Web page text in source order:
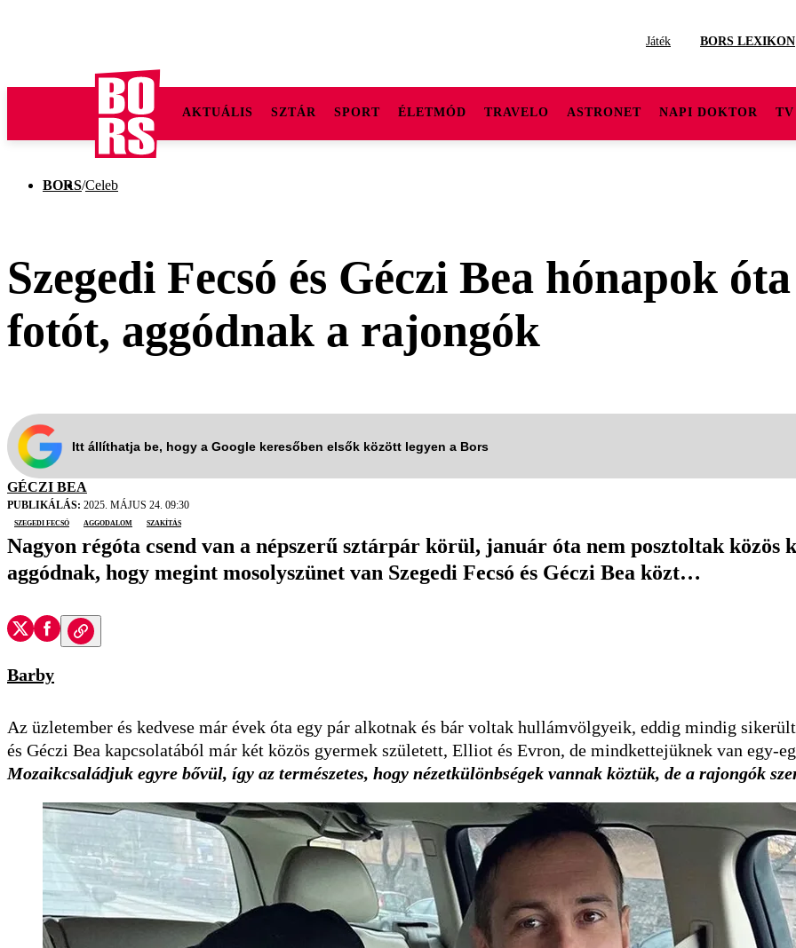
Játék BORS LEXIKON
AKTUÁLIS SZTÁR SPORT ÉLETMÓD TRAVELO ASTRONET NAPI DOKTOR TV
BORS/Celeb
Szegedi Fecsó és Géczi Bea hónapok
fotót, aggódnak a rajongók
Itt állíthatja be, hogy a Google keresőben elsők között legyen a Bors
GÉCZI BEA
PUBLIKÁLÁS: 2025. MÁJUS 24. 09:30
Szegedi Fecsó
aggodalom szakítás
Nagyon régóta csend van a népszerű sztárpár körül, január óta nem posztoltak közös
aggódnak, hogy megint mosolyszünet van Szegedi Fecsó és Géczi Bea közt…
Barby
Az üzletember és kedvese már évek óta egy pár alkotnak és bár voltak hullámvölgyeik, eddig mindig
és Géczi Bea kapcsolatából már két közös gyermek született, Elliot és Evron, de mindkettejüknek van egy-
Mozaikcsaládjuk egyre bővül, így az természetes, hogy nézetkülönbségek vannak köztük, de a rajongók